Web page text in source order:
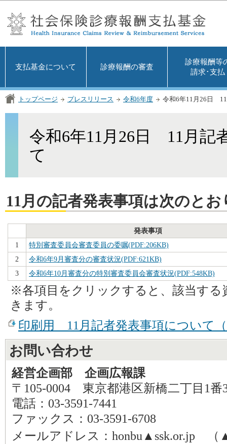
支払基金について 診療報酬の審査
診療報酬等
請求･支払
トップページ プレスリリース 令和6年度 令和6年11月26日
令和6年11月26日 11月記
て
11月の記者発表事項は次のとお
発表事項
1
特別審査委員会審査委員の委嘱(PDF:206KB)
2
令和6年9月審査分の審査状況(PDF:621KB)
3
令和6年10月審査分の特別審査委員会審査状況(PDF:548KB)
※各項目をクリックすると、該当する
きます。
印刷用 11月記者発表事項について（
お問い合わせ
経営企画部 企画広報課
〒105-0004 東京都港区新橋二丁目1番
電話：03-3591-7441
ファックス：03-3591-6708
メールアドレス：honbu▲ssk.or.jp （